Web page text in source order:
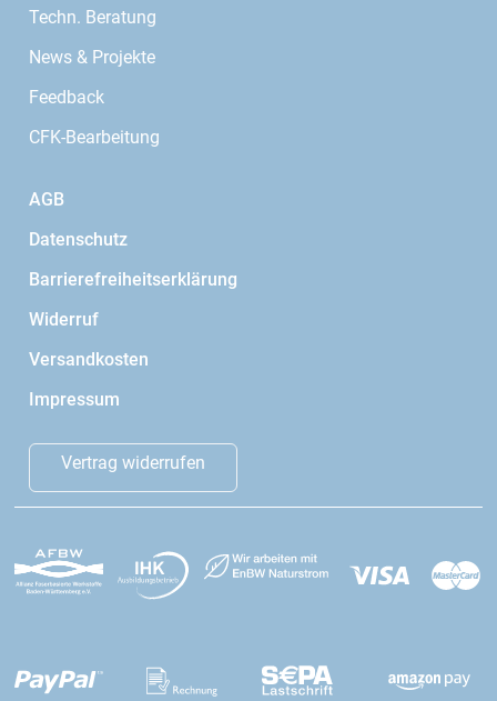
Techn. Beratung
News & Projekte
Feedback
CFK-Bearbeitung
AGB
Datenschutz
Barrierefreiheitserklärung
Widerruf
Versandkosten
Impressum
Vertrag widerrufen